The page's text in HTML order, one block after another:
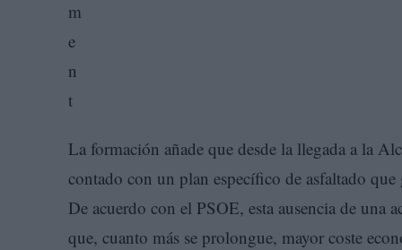
La formación añade que desde la llegada a la
contado con un plan específico de asfaltado
De acuerdo con el PSOE, esta ausencia de una
que, cuanto más se prolongue, mayor coste